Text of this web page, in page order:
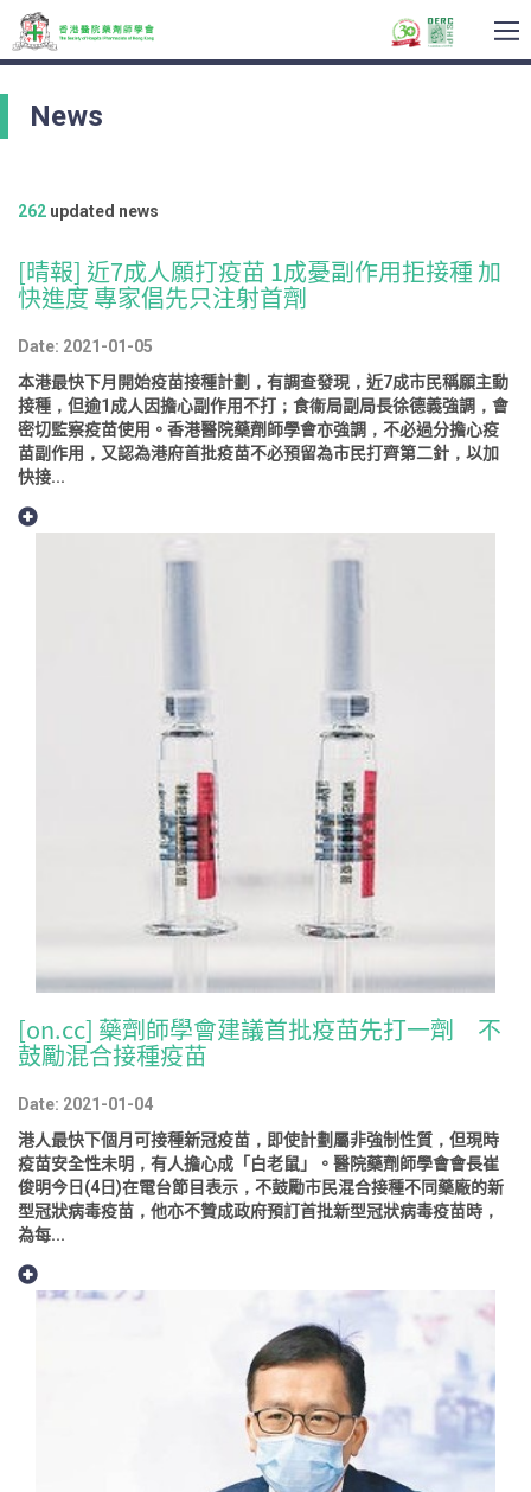
News
262 updated news
[晴報] 近7成人願打疫苗 1成憂副作用拒接種 加
快進度 專家倡先只注射首劑
Date: 2021-01-05
本港最快下月開始疫苗接種計劃，有調查發現，近7成市民稱願主動
接種，但逾1成人因擔心副作用不打；食衞局副局長徐德義強調，會
密切監察疫苗使用。香港醫院藥劑師學會亦強調，不必過分擔心疫
苗副作用，又認為港府首批疫苗不必預留為市民打齊第二針，以加
快接...
[on.cc] 藥劑師學會建議首批疫苗先打一劑 不
鼓勵混合接種疫苗
Date: 2021-01-04
港人最快下個月可接種新冠疫苗，即使計劃屬非強制性質，但現時
疫苗安全性未明，有人擔心成「白老鼠」。醫院藥劑師學會會長崔
俊明今日(4日)在電台節目表示，不鼓勵市民混合接種不同藥廠的新
型冠狀病毒疫苗，他亦不贊成政府預訂首批新型冠狀病毒疫苗時，
為每...